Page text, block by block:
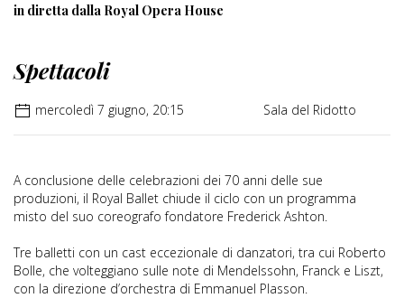
in diretta dalla Royal Opera House
Spettacoli
mercoledì 7 giugno, 20:15 Sala del Ridotto
A conclusione delle celebrazioni dei 70 anni delle sue
produzioni, il Royal Ballet chiude il ciclo con un programma
misto del suo coreografo fondatore Frederick Ashton.
Tre balletti con un cast eccezionale di danzatori, tra cui Roberto
Bolle, che volteggiano sulle note di Mendelssohn, Franck e Liszt,
con la direzione d’orchestra di Emmanuel Plasson.